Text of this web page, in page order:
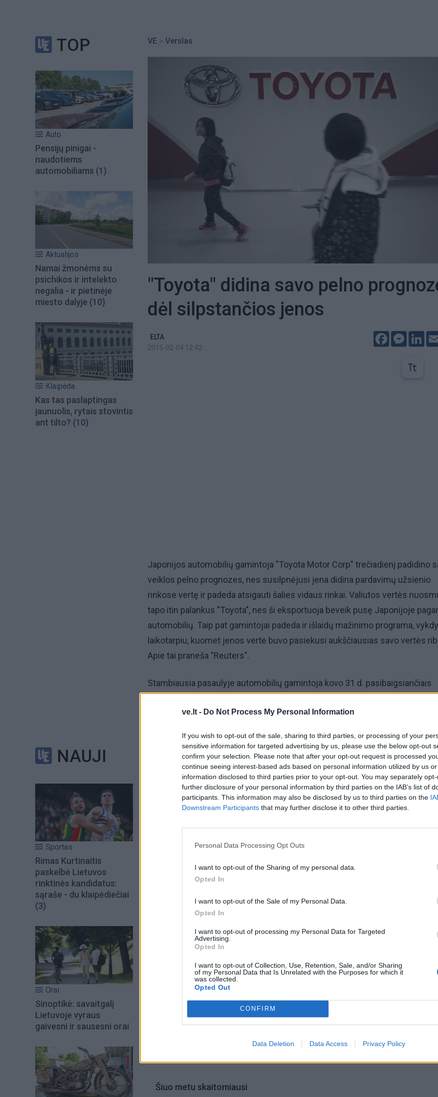
ve.lt - Do Not Process My Personal Information
If you wish to opt-out of the sale, sharing to third parties, or processing of your
sensitive information for targeted advertising by us, please use the below opt-out
confirm your selection. Please note that after your opt-out request is processed
continue seeing interest-based ads based on personal information utilized by us
information disclosed to third parties prior to your opt-out. You may separately
further disclosure of your personal information by third parties on the IAB’s list of
participants. This information may also be disclosed by us to third parties on the
Downstream Participants that may further disclose it to other third parties.
Personal Data Processing Opt Outs
I want to opt-out of the Sharing of my personal data.
Opted In
I want to opt-out of the Sale of my Personal Data.
Opted In
I want to opt-out of processing my Personal Data for Targeted
Advertising.
Opted In
I want to opt-out of Collection, Use, Retention, Sale, and/or Sharing
of my Personal Data that Is Unrelated with the Purposes for which it
was collected.
Opted Out
CONFIRM
Data Deletion Data Access Privacy Policy
TOP
Auto
Pensijų pinigai -
naudotiems
automobiliams (1)
Aktualijos
Namai žmonėms su
psichikos ir intelekto
negalia - ir pietinėje
miesto dalyje (10)
Klaipėda
Kas tas paslaptingas
jaunuolis, rytais stovintis
ant tilto? (10)
NAUJI
Sportas
Rimas Kurtinaitis
paskelbė Lietuvos
rinktinės kandidatus:
sąraše - du klaipėdiečiai
(3)
Orai
Sinoptikė: savaitgalį
Lietuvoje vyraus
gaivesni ir sausesni orai
VE > Verslas
"Toyota" didina savo pelno
dėl silpstančios jenos
ELTA
2015-02-04 12:42
Facebook
Japonijos automobilių gamintoja "Toyota Motor Corp" trečiadienį padidino
veiklos pelno prognozes, nes susilpnėjusi jena didina pardavimų užsienio
rinkose vertę ir padeda atsigauti šalies vidaus rinkai. Valiutos vertės
tapo itin palankus "Toyota", nes ši eksportuoja beveik pusę Japonijoje
automobilių. Taip pat gamintojai padeda ir išlaidų mažinimo programa,
laikotarpiu, kuomet jenos vertė buvo pasiekusi aukščiausias savo vertės
Apie tai praneša "Reuters".
Stambiausia pasaulyje automobilių gamintoja kovo 31 d. pasibaigsiančiais
Jis siekia 8 proc. daugiau nei buvo prognozuota anksčiau. Tiesa, "Thomson
"Tai mūsų veiksmų, kurių ėmėmės stipriuoju jenos laikotarpiu, rezultatas:
didinome kiekvieno pagaminamo automobilio pelningumą ir sumažinome
fiksuotas išlaidas", - oficialiame pranešime nurodo "Toyota" vadybos
Spalio-gruodžio mėnesiais "Toyota" veiklos pelnas pakilo 27 proc. ir pasiekė
762,88 mlrd. jenų, nors anksčiau apklausti analitikai tikėjosi 690,21 mlrd.
Į Klaipėdą iš emigracijos grįžusi Karina
Jūros šventę anksčiau puošęs
užtenka
Šiuo metu skaitomiausi